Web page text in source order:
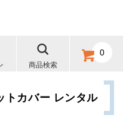
商品検索
0
トカバー レンタル